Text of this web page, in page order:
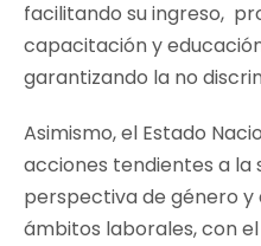
facilitando su ingreso,
capacitación y
garantizando la no
Asimismo, el Estado
acciones tendientes a la
perspectiva de género y
ámbitos laborales, con